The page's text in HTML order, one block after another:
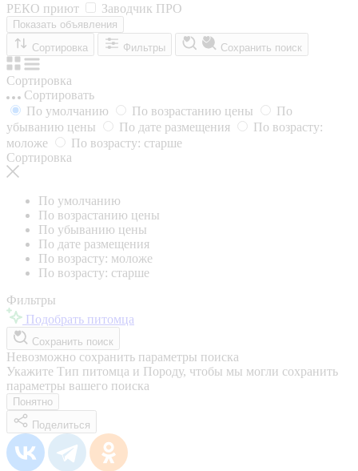
РЕКО приют
Заводчик ПРО
Показать объявления
Сортировка
Фильтры Сохранить поиск
Сортировка
Сортировать
По умолчанию
По возрастанию цены
По
убыванию цены
По дате размещения
По возрасту:
моложе
По возрасту: старше
Сортировка
По умолчанию
По возрастанию цены
По убыванию цены
По дате размещения
По возрасту: моложе
По возрасту: старше
Фильтры
Подобрать питомца
Сохранить поиск
Невозможно сохранить параметры поиска
Укажите Тип питомца и Породу, чтобы мы могли сохранить
параметры вашего поиска
Понятно
Поделиться